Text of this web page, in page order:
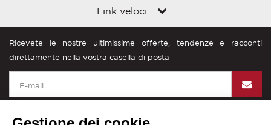
Link veloci
Ricevete le nostre ultimissime offerte, tendenze e racconti
direttamente nella vostra casella di posta